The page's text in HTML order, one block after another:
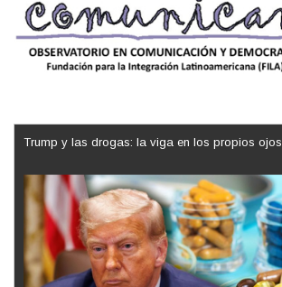
Trump y las drogas: la viga en los propios ojos